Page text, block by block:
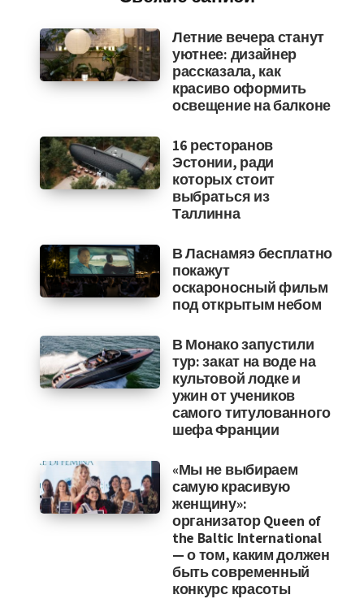
Летние вечера станут
уютнее: дизайнер
рассказала, как
красиво оформить
освещение на балконе
16 ресторанов
Эстонии, ради
которых стоит
выбраться из
Таллинна
В Ласнамяэ бесплатно
покажут
оскароносный фильм
под открытым небом
В Монако запустили
тур: закат на воде на
культовой лодке и
ужин от учеников
самого титулованного
шефа Франции
«Мы не выбираем
самую красивую
женщину»:
организатор Queen of
the Baltic International
— о том, каким должен
быть современный
конкурс красоты